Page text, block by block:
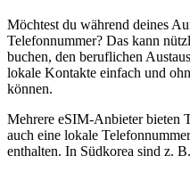
Möchtest du während deines
Telefonnummer? Das kann
buchen, den beruflichen
lokale Kontakte einfach und
können.
Mehrere eSIM-Anbieter bieten
auch eine lokale
enthalten. In Südkorea sind z.